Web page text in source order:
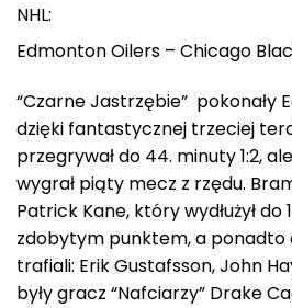
NHL:
Edmonton Oilers – Chicago
“Czarne Jastrzębie” pokonały
dzięki fantastycznej trzeciej
przegrywał do 44. minuty 1:2,
wygrał piąty mecz z rzędu.
Patrick Kane, który wydłużył do
zdobytym punktem, a ponadto
trafiali: Erik Gustafsson, John
były gracz “Nafciarzy” Drake